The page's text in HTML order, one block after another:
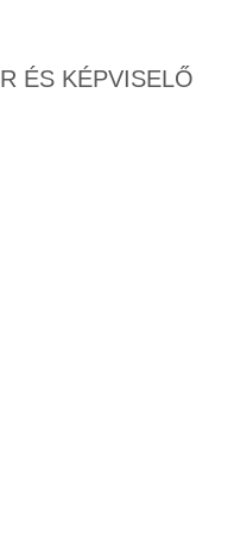
ÉS KÉPVISELŐ